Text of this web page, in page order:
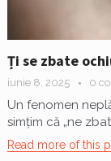
Ți se zbate
iunie 8, 2025 0
Un fenomen
simțim că „ne
Read more of this